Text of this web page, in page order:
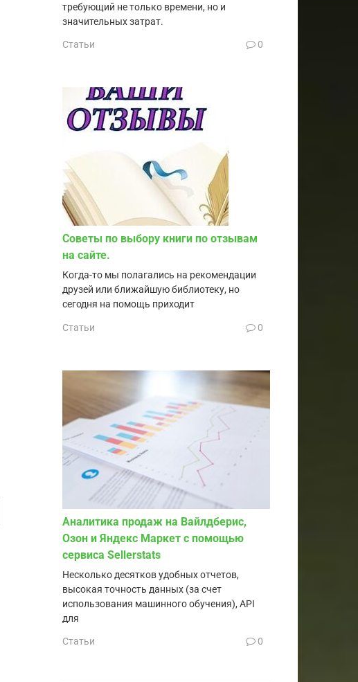
требующий не только времени, но и
значительных затрат.
Статьи 0
Советы по выбору книги по отзывам
на сайте.
Когда-то мы полагались на рекомендации
друзей или ближайшую библиотеку, но
сегодня на помощь приходит
Статьи 0
Аналитика продаж на Вайлдберис,
Озон и Яндекс Маркет с помощью
сервиса Sellerstats
Несколько десятков удобных отчетов,
высокая точность данных (за счет
использования машинного обучения), API
для
Статьи 0